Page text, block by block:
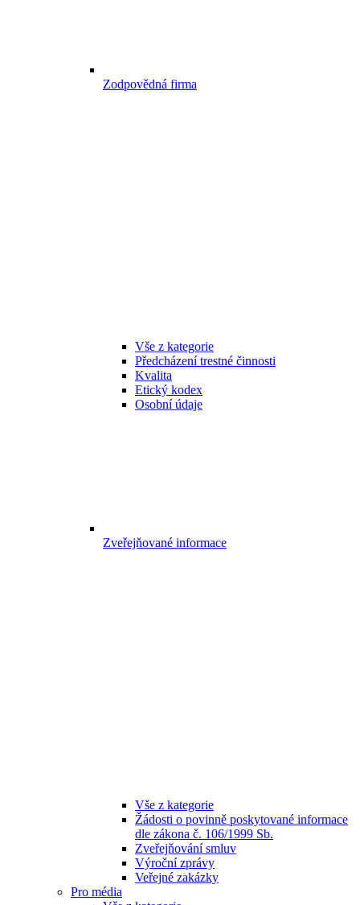
Zodpovědná firma
Vše z kategorie
Předcházení trestné činnosti
Kvalita
Etický kodex
Osobní údaje
Zveřejňované informace
Vše z kategorie
Žádosti o povinně poskytované informace
dle zákona č. 106/1999 Sb.
Zveřejňování smluv
Výroční zprávy
Veřejné zakázky
Pro média